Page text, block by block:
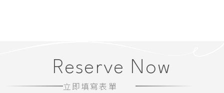
Reserve Now
立即填寫表單